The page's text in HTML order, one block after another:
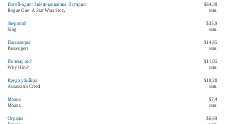
Изгой-один: Звёздные войны. Истории
Rogue One: A Star Wars Story
$64,38
млн.
Зверопой
Sing
$35,9
млн.
Пассажиры
Passengers
$14,85
млн.
Почему он?
Why Him?
$11,05
млн.
Кредо убийцы
Assassin's Creed
$10,28
млн.
Моана
Moana
$7,4
млн.
Ограды
$6,69